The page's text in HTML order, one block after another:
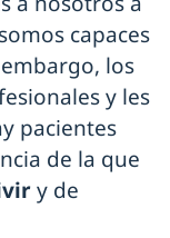
capaces
los
y les
pacientes
de la que
y de